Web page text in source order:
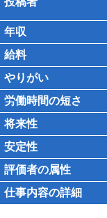
年収
給料
やりがい
労働時間の短さ
将来性
安定性
評価者の属性
仕事内容の詳細